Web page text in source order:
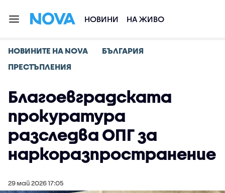
НОВИНИ НА ЖИВО
НОВИНИТЕ НА NOVA
БЪЛГАРИЯ
ПРЕСТЪПЛЕНИЯ
Благоевградската
прокуратура
разследва ОПГ за
наркоразпространение
29 май 2026 17:05